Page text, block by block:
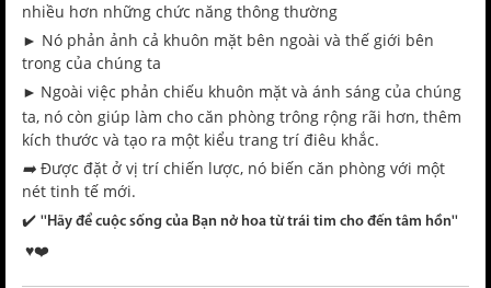
nhiều hơn những chức năng thông thường
► Nó phản ảnh cả khuôn mặt bên ngoài và thế giới bên
trong của chúng ta
► Ngoài việc phản chiếu khuôn mặt và ánh sáng của chúng
ta, nó còn giúp làm cho căn phòng trông rộng rãi hơn, thêm
kích thước và tạo ra một kiểu trang trí điêu khắc.
➡️ Được đặt ở vị trí chiến lược, nó biến căn phòng với một
nét tinh tế mới.
✔️ ''Hãy để cuộc sống của Bạn nở hoa từ trái tim cho đến tâm hồn''
♥️❤️